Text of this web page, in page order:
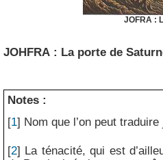
JOFRA :
JOHFRA : La porte de
Notes :
[1] Nom que l’on peut
[2] La ténacité, qui est